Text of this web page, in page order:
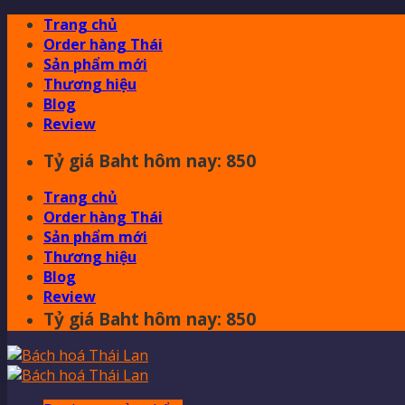
Skip
content
Trang chủ
Order hàng Thái
Sản phẩm mới
Thương hiệu
Blog
Review
Tỷ giá Baht hôm nay: 850
Trang chủ
Order hàng Thái
Sản phẩm mới
Thương hiệu
Blog
Review
Tỷ giá Baht hôm nay: 850